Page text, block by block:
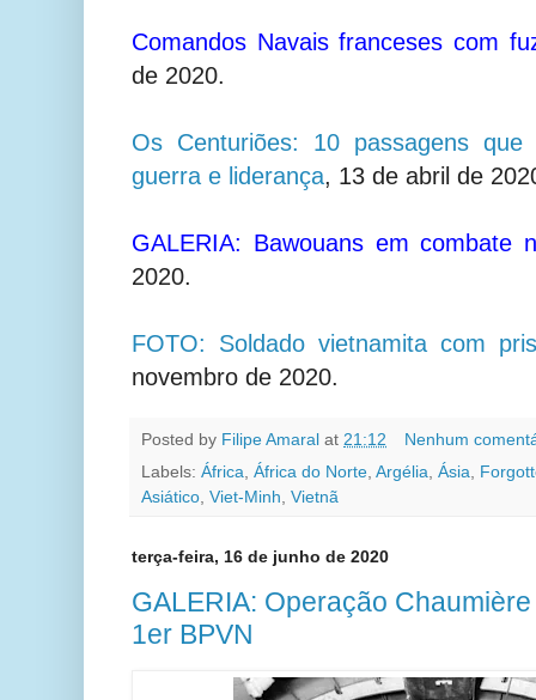
Comandos Navais franceses com
de 2020.
Os Centuriões: 10 passagens
guerra e liderança, 13 de abril de
GALERIA: Bawouans em combate
2020.
FOTO: Soldado vietnamita com
novembro de 2020.
Posted by Filipe Amaral at 21:12
Nenhum
Labels: África, África do Norte, Argélia, Ásia,
Asiático, Viet-Minh, Vietnã
terça-feira, 16 de junho de 2020
GALERIA: Operação
1er BPVN